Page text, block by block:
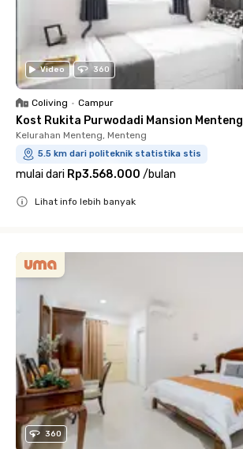
Video 360
Coliving • Campur
Kost Rukita Purwodadi Mansion Menteng
Kelurahan Menteng, Menteng
5.5 km dari politeknik statistika stis
mulai dari Rp3.568.000 /bulan
Lihat info lebih banyak
360